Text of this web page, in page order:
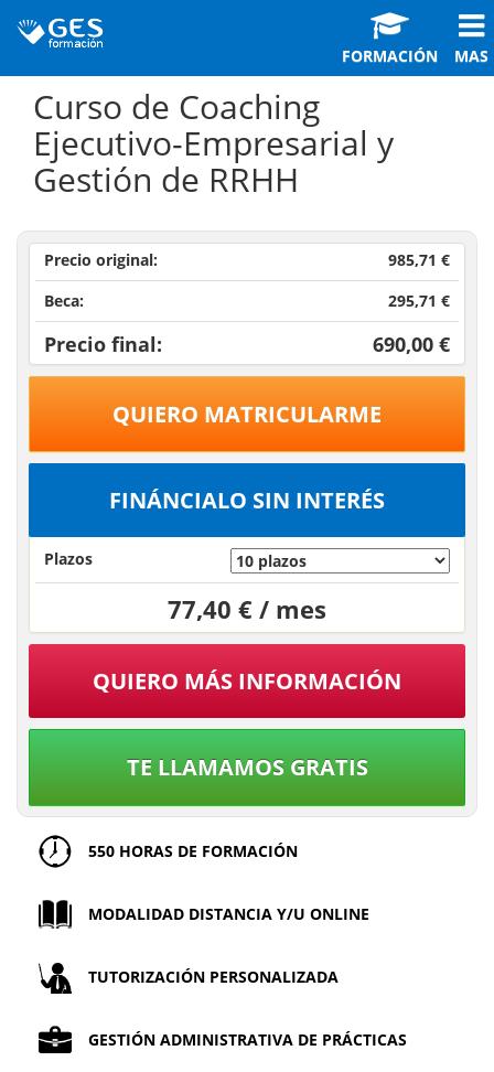
FORMACIÓN MAS
Curso de Coaching
Ejecutivo-Empresarial y
Gestión de RRHH
Precio original:
985,71 €
Beca:
295,71 €
Precio final: 690,00 €
QUIERO MATRICULARME
FINÁNCIALO SIN INTERÉS
Plazos
77,40 € / mes
QUIERO MÁS INFORMACIÓN
TE LLAMAMOS GRATIS
550 HORAS DE FORMACIÓN
MODALIDAD DISTANCIA Y/U ONLINE
TUTORIZACIÓN PERSONALIZADA
GESTIÓN ADMINISTRATIVA DE PRÁCTICAS